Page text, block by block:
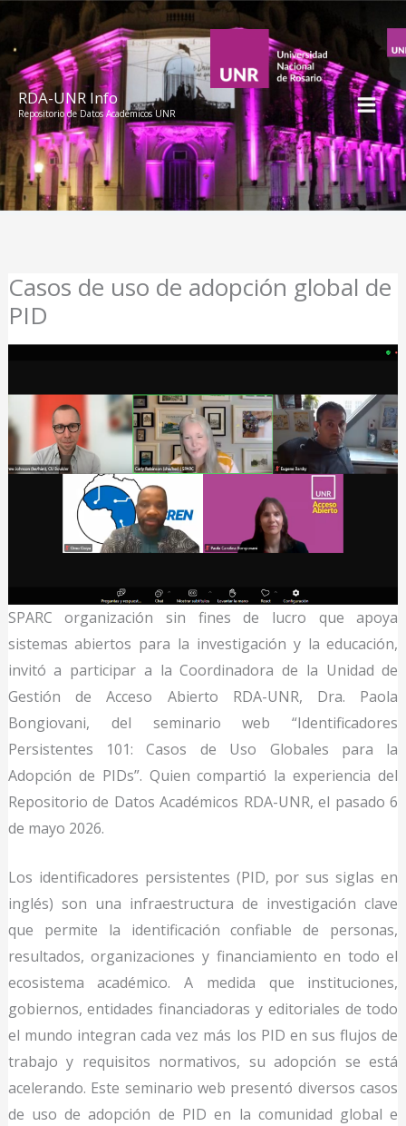
contenido
RDA-UNR Info
Repositorio de Datos Académicos UNR
Casos de uso de adopción global de
PID
SPARC organización sin fines de lucro que apoya
sistemas abiertos para la investigación y la educación,
invitó a participar a la Coordinadora de la Unidad de
Gestión de Acceso Abierto RDA-UNR, Dra. Paola
Bongiovani, del seminario web “Identificadores
Persistentes 101: Casos de Uso Globales para la
Adopción de PIDs”. Quien compartió la experiencia del
Repositorio de Datos Académicos RDA-UNR, el pasado 6
de mayo 2026.
Los identificadores persistentes (PID, por sus siglas en
inglés) son una infraestructura de investigación clave
que permite la identificación confiable de personas,
resultados, organizaciones y financiamiento en todo el
ecosistema académico. A medida que instituciones,
gobiernos, entidades financiadoras y editoriales de todo
el mundo integran cada vez más los PID en sus flujos de
trabajo y requisitos normativos, su adopción se está
acelerando. Este seminario web presentó diversos casos
de uso de adopción de PID en la comunidad global e